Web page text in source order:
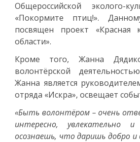
Общероссийской эколого-
«Покормите птиц!».
посвящен проект «Красная
области».
Кроме того, Жанна
волонтёрской
Жанна является
отряда «Искра», освещает
«Быть волонтёром – очень
интересно, увлекательно
осознаешь, что даришь добро